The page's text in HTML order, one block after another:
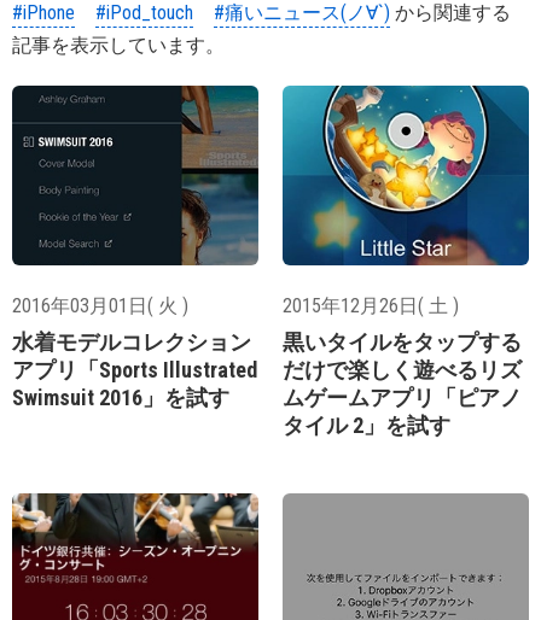
#iPhone
#iPod_touch #痛いニュース(ノ∀`) から関連する
記事を表示しています。
2016年03月01日( 火 )
水着モデルコレクション
アプリ「Sports Illustrated
Swimsuit 2016」を試す
2015年12月26日( 土 )
黒いタイルをタップする
だけで楽しく遊べるリズ
ムゲームアプリ「ピアノ
タイル 2」を試す